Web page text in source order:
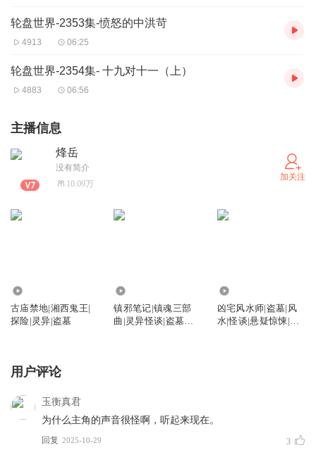
轮盘世界-2353集-愤怒的中洪苛
4913 06:25
轮盘世界-2354集- 十九对十一（上）
4883 06:56
主播信息
烽岳
没有简介
10.09万
加关注
古庙禁地|湘西鬼王|
探险|灵异|盗墓
镇邪笔记|镇魂三部
曲|灵异怪谈|盗墓探
凶宅风水师|盗墓|风
水|怪谈|悬疑惊悚|多
用户评论
玉衡真君
为什么主角的声音很怪啊，听起来现在。
回复 2025-10-29 3